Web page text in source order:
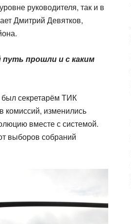
руководителя, так и в
Дмитрий Девятков,
путь прошли и с каким
секретарём ТИК
комиссий, изменились
вместе с системой.
выборов собраний